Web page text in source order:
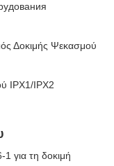
Δοκιμής Ψεκασμού
IPX1/IPX2
για τη δοκιμή